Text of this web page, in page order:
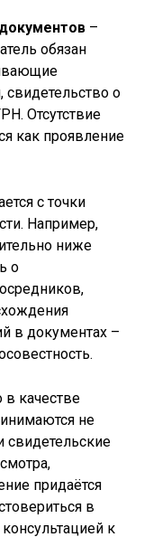
–
обязан
о
Отсутствие
как проявление
с точки
Например,
ниже
о
в документах –
в качестве
не
придаётся
в
к